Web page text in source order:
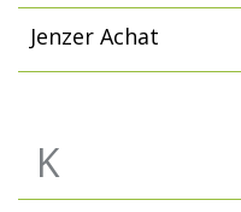
Jenzer Achat
K